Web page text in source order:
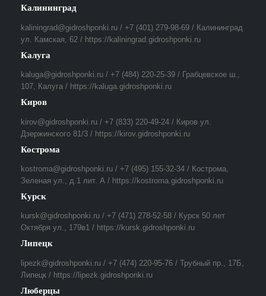
Калининград
kaliningrad@gidroshponki.ru / +7 (401) 279-98-69 / Калининград
ул. Камская, 62 / https://kaliningrad.gidroshponki.ru
Калуга
kaluga@gidroshponki.ru / +7 (484) 220-25-39 / Грабцевское ш.,
107, Калуга / https://kaluga.gidroshponki.ru
Киров
kirov@gidroshponki.ru / +7 (833) 220-49-24 / Киров ул.
Дзержинского 81/3 / https://kirov.gidroshponki.ru
Кострома
kostroma@gidroshponki.ru / +7 (495) 155-32-34 / Кострома,
Зеленая ул., д.1 лит. А / https://kostroma.gidroshponki.ru
Курск
kursk@gidroshponki.ru / +7 (471) 278-52-58 / Курск 50 лет
Октября ул., 179в1 / https://kursk.gidroshponki.ru
Липецк
lipezk@gidroshponki.ru / +7 (474) 220-95-76 / Трубный пр., 17Б,
Липецк / https://lipezk.gidroshponki.ru
Люберцы